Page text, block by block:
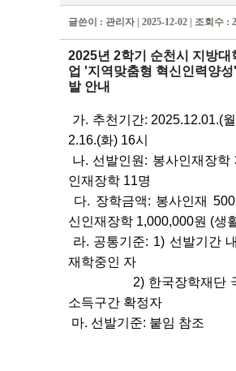
글쓴이 : 관리자 | 2025-12-02 | 조회수 :
2025년 2학기 순천시 지방대
업 '지역맞춤형 혁신인력양성
발 안내
가. 추천기간: 2025.12.01.(
2.16.(화) 16시
나. 선발인원: 봉사인재장학
인재장학 11명
다. 장학금액: 봉사인재
신인재장학 1,000,000원 (생
라. 공통기준: 1) 선발기간
재학중인 자
2) 한국장학재단
소득구간 확정자
마. 선발기준: 붙임 참조